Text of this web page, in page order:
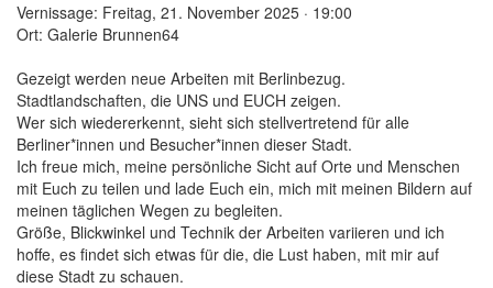
Vernissage: Freitag, 21. November 2025 · 19:00
Ort: Galerie Brunnen64
Gezeigt werden neue Arbeiten mit Berlinbezug.
Stadtlandschaften, die UNS und EUCH zeigen.
Wer sich wiedererkennt, sieht sich stellvertretend für alle
Berliner*innen und Besucher*innen dieser Stadt.
Ich freue mich, meine persönliche Sicht auf Orte und Menschen
mit Euch zu teilen und lade Euch ein, mich mit meinen Bildern auf
meinen täglichen Wegen zu begleiten.
Größe, Blickwinkel und Technik der Arbeiten variieren und ich
hoffe, es findet sich etwas für die, die Lust haben, mit mir auf
diese Stadt zu schauen.